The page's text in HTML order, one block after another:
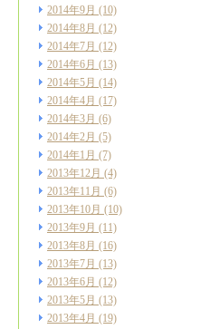
2014年9月 (10)
2014年8月 (12)
2014年7月 (12)
2014年6月 (13)
2014年5月 (14)
2014年4月 (17)
2014年3月 (6)
2014年2月 (5)
2014年1月 (7)
2013年12月 (4)
2013年11月 (6)
2013年10月 (10)
2013年9月 (11)
2013年8月 (16)
2013年7月 (13)
2013年6月 (12)
2013年5月 (13)
2013年4月 (19)